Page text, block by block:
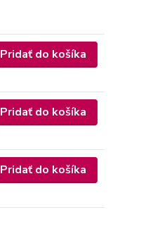
Pridať do košíka
Pridať do košíka
Pridať do košíka